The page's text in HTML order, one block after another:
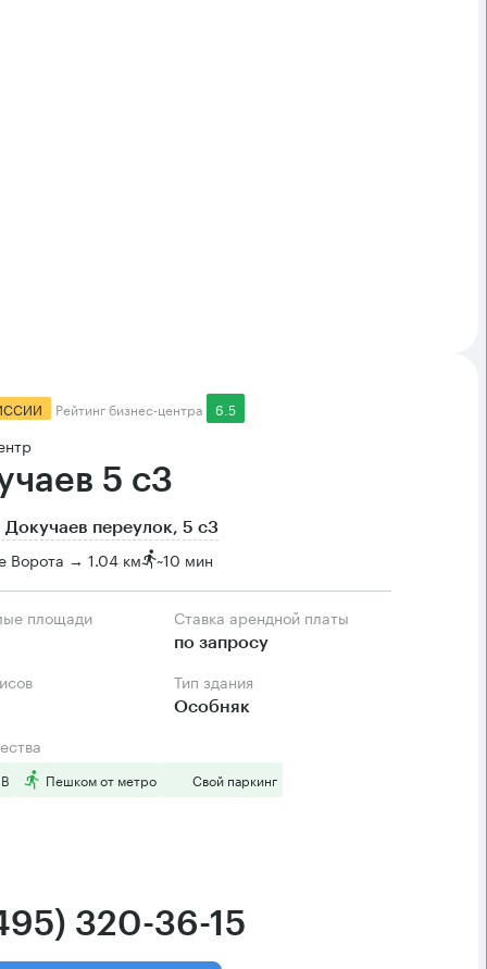
Рейтинг бизнес-центра 6.5
5 с3
Докучаев переулок, 5 с3
Ворота → 1.04 км ~10 мин
площади Ставка арендной платы
по запросу
Тип здания
Особняк
Пешком от метро Свой паркинг
320-36-15